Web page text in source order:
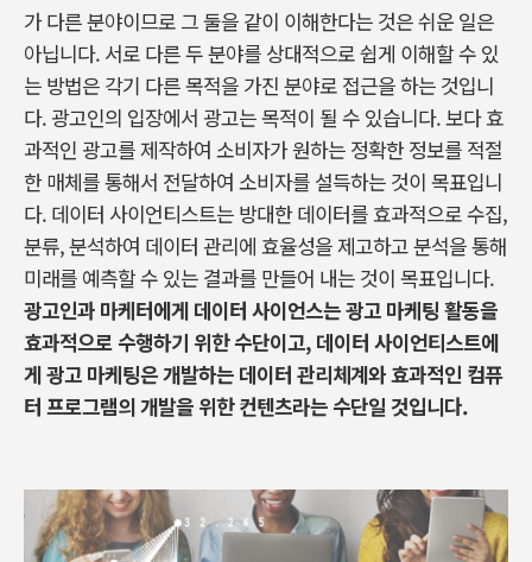
가 다른 분야이므로 그 둘을 같이 이해한다는 것은 쉬운 일은
아닙니다. 서로 다른 두 분야를 상대적으로 쉽게 이해할 수 있
는 방법은 각기 다른 목적을 가진 분야로 접근을 하는 것입니
다. 광고인의 입장에서 광고는 목적이 될 수 있습니다. 보다 효
과적인 광고를 제작하여 소비자가 원하는 정확한 정보를 적절
한 매체를 통해서 전달하여 소비자를 설득하는 것이 목표입니
다. 데이터 사이언티스트는 방대한 데이터를 효과적으로 수집,
분류, 분석하여 데이터 관리에 효율성을 제고하고 분석을 통해
미래를 예측할 수 있는 결과를 만들어 내는 것이 목표입니다.
광고인과 마케터에게 데이터 사이언스는 광고 마케팅 활동을
효과적으로 수행하기 위한 수단이고, 데이터 사이언티스트에
게 광고 마케팅은 개발하는 데이터 관리체계와 효과적인 컴퓨
터 프로그램의 개발을 위한 컨텐츠라는 수단일 것입니다.